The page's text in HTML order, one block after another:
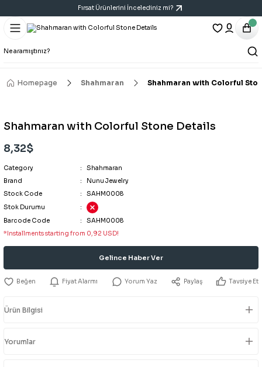
Fırsat Ürünlerini İncelediniz mi?
Homepage Shahmaran Shahmaran with Colorful
Shahmaran with Colorful Stone Details
8,32$
Category
Shahmaran
Brand
Nunu Jewelry
Stock Code
SAHM0008
Stok Durumu
Barcode Code
SAHM0008
*Installments starting from 0,92 USD!
Gelince Haber Ver
Fiyat Alarmı Yorum Yaz Paylaş Tavsiye Et
Ürün Bilgisi
Yorumlar
Geri Dön
Bracelet
All Bracelets
Handcuff Bracelet
Geri Dön
Necklace
All Necklaces
Geri Dön
Earring
All Earrings
Triple Earring Sets